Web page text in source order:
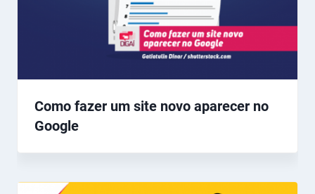
Como fazer um site novo aparecer no
Google